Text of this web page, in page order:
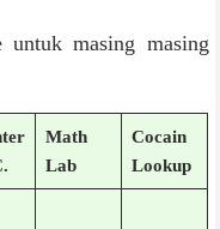
untuk masing masing
Math
Lab
Cocain
Lookup